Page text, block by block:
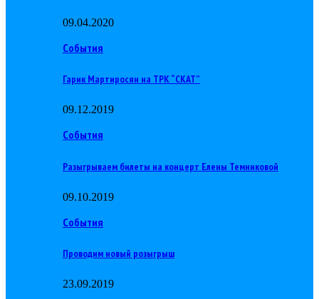
09.04.2020
События
Гарик Мартиросян на ТРК “СКАТ”
09.12.2019
События
Разыгрываем билеты на концерт Елены Темниковой
09.10.2019
События
Проводим новый розыгрыш
23.09.2019